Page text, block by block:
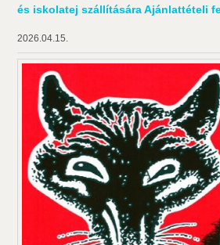
és iskolatej szállítására Ajánlattételi
2026.04.15.